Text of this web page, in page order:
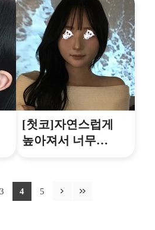
만족스럽습니다
[첫코]자연스럽게
높아져서 너무
너무 좋아요 ㅎㅎ
3 4 5